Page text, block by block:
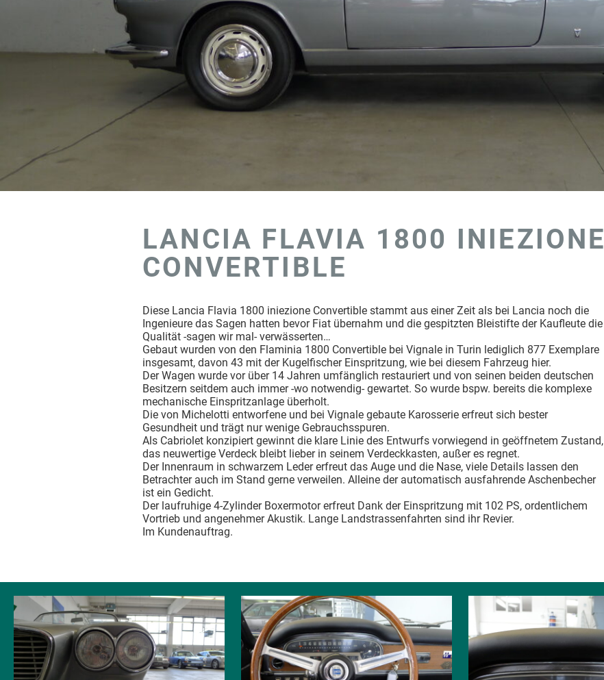
LANCIA FLAVIA 1800 INIEZIONE
CONVERTIBLE
Diese Lancia Flavia 1800 iniezione Convertible stammt aus einer Zeit als bei Lancia noch die
Ingenieure das Sagen hatten bevor Fiat übernahm und die gespitzten Bleistifte der Kaufleute die
Qualität -sagen wir mal- verwässerten…
Gebaut wurden von den Flaminia 1800 Convertible bei Vignale in Turin lediglich 877 Exemplare
insgesamt, davon 43 mit der Kugelfischer Einspritzung, wie bei diesem Fahrzeug hier.
Der Wagen wurde vor über 14 Jahren umfänglich restauriert und von seinen beiden deutschen
Besitzern seitdem auch immer -wo notwendig- gewartet. So wurde bspw. bereits die komplexe
mechanische Einspritzanlage überholt.
Die von Michelotti entworfene und bei Vignale gebaute Karosserie erfreut sich bester
Gesundheit und trägt nur wenige Gebrauchsspuren.
Als Cabriolet konzipiert gewinnt die klare Linie des Entwurfs vorwiegend in geöffnetem Zustand,
das neuwertige Verdeck bleibt lieber in seinem Verdeckkasten, außer es regnet.
Der Innenraum in schwarzem Leder erfreut das Auge und die Nase, viele Details lassen den
Betrachter auch im Stand gerne verweilen. Alleine der automatisch ausfahrende Aschenbecher
ist ein Gedicht.
Der laufruhige 4-Zylinder Boxermotor erfreut Dank der Einspritzung mit 102 PS, ordentlichem
Vortrieb und angenehmer Akustik. Lange Landstrassenfahrten sind ihr Revier.
Im Kundenauftrag.